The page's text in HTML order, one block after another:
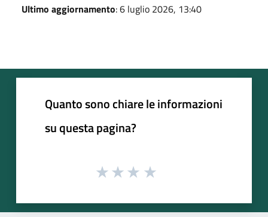
Ultimo aggiornamento: 6 luglio 2026, 13:40
Quanto sono chiare le informazioni
su questa pagina?